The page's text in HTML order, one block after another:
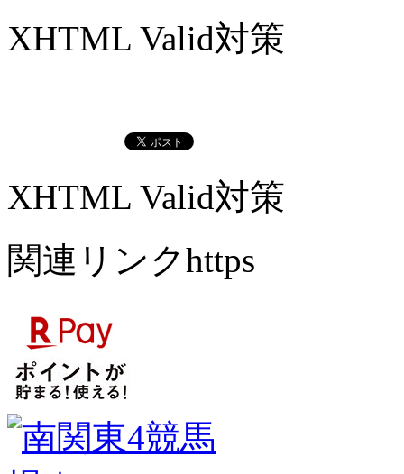
XHTML Valid対策
XHTML Valid対策
関連リンクhttps